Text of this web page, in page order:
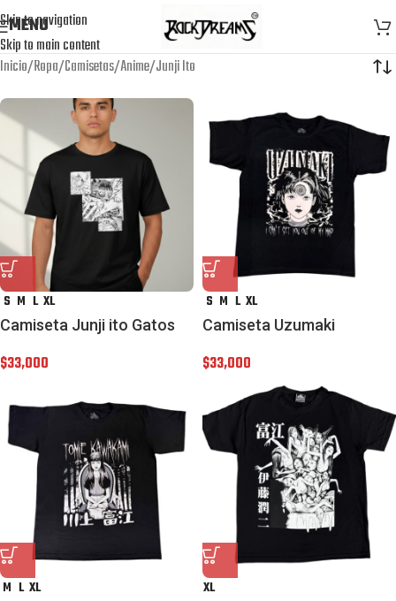
Skip to navigation
Skip to main content
MENU
Inicio Ropa Camisetas Anime Junji Ito
S M L XL
Camiseta Junji ito Gatos
$33,000
S M L XL
Camiseta Uzumaki
$33,000
M L XL XL